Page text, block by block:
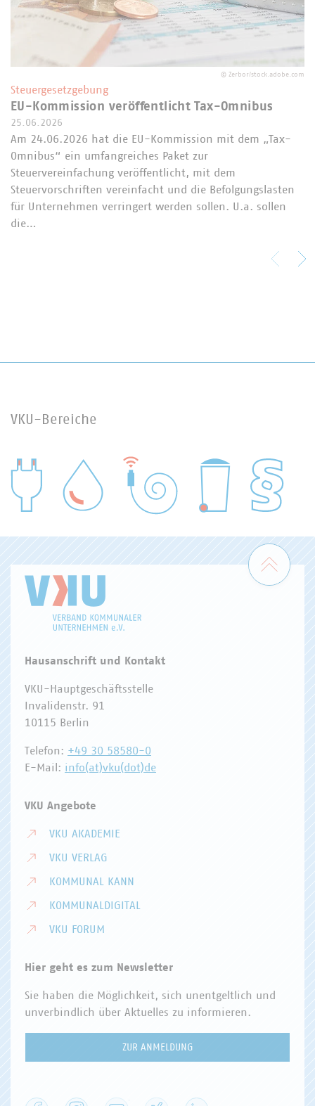
© Zerbor/stock.adobe.com
Steuergesetzgebung
EU-Kommission veröffentlicht Tax-Omnibus
25.06.2026
Am 24.06.2026 hat die EU-Kommission mit dem „Tax-
Omnibus“ ein umfangreiches Paket zur
Steuervereinfachung veröffentlicht, mit dem
Steuervorschriften vereinfacht und die Befolgungslasten
für Unternehmen verringert werden sollen. U.a. sollen
die…
VKU-Bereiche
WASSER/ABWASSER
Zum
Hausanschrift und Kontakt
VKU-Hauptgeschäftsstelle
Invalidenstr. 91
10115 Berlin
Telefon: +49 30 58580-0
E-Mail: info(at)vku(dot)de
VKU Angebote
VKU AKADEMIE
VKU VERLAG
KOMMUNAL KANN
KOMMUNALDIGITAL
VKU FORUM
Hier geht es zum Newsletter
Sie haben die Möglichkeit, sich unentgeltlich und
unverbindlich über Aktuelles zu informieren.
ZUR ANMELDUNG
Facebook Instagram YouTube